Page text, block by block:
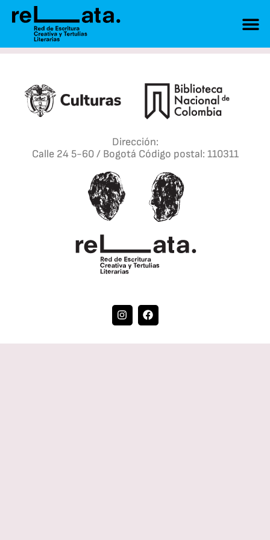
Dirección:
Calle 24 5-60 / Bogotá Código postal: 110311